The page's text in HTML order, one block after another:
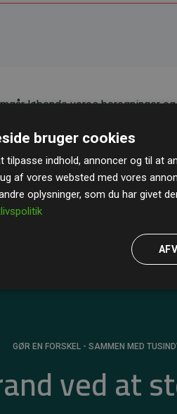
løbende vores beregninger
200% af medlemmernes
GØR EN FORSKEL - SAMMEN MED
ved at
bruger cookies
tilpasse indhold, annoncer og til at
af vores websted med vores
oplysninger, som du har givet